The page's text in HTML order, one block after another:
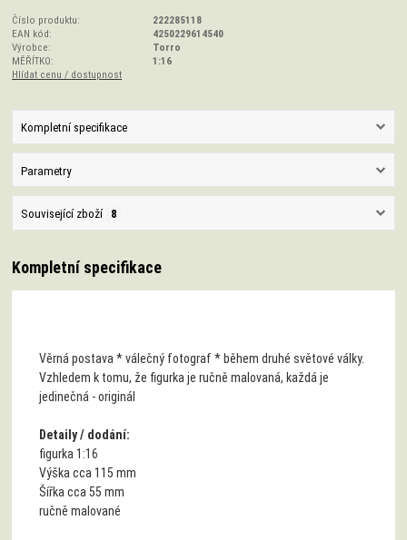
Číslo produktu:
222285118
EAN kód:
4250229614540
Výrobce:
Torro
MĚŘÍTKO:
1:16
Hlídat cenu / dostupnost
Kompletní specifikace
Parametry
Související zboží 8
Kompletní specifikace
Věrná postava * válečný fotograf * během druhé světové války.
Vzhledem k tomu, že figurka je ručně malovaná, každá je
jedinečná - originál
Detaily / dodání:
figurka 1:16
Výška cca 115 mm
Šířka cca 55 mm
ručně malované